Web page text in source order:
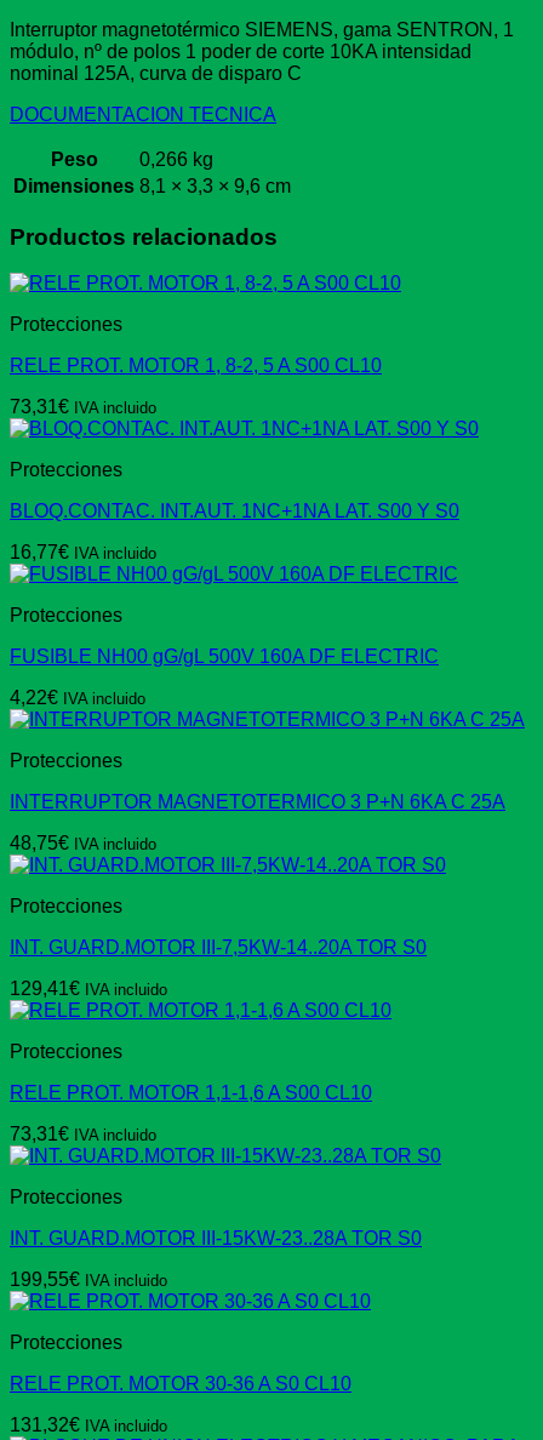
Interruptor magnetotérmico SIEMENS, gama SENTRON, 1
módulo, nº de polos 1 poder de corte 10KA intensidad
nominal 125A, curva de disparo C
DOCUMENTACION TECNICA
Peso
0,266 kg
Dimensiones 8,1 × 3,3 × 9,6 cm
Productos relacionados
Protecciones
RELE PROT. MOTOR 1, 8-2, 5 A S00 CL10
73,31€ IVA incluido
Protecciones
BLOQ.CONTAC. INT.AUT. 1NC+1NA LAT. S00 Y S0
16,77€ IVA incluido
Protecciones
FUSIBLE NH00 gG/gL 500V 160A DF ELECTRIC
4,22€ IVA incluido
Protecciones
INTERRUPTOR MAGNETOTERMICO 3 P+N 6KA C 25A
48,75€ IVA incluido
Protecciones
INT. GUARD.MOTOR III-7,5KW-14..20A TOR S0
129,41€ IVA incluido
Protecciones
RELE PROT. MOTOR 1,1-1,6 A S00 CL10
73,31€ IVA incluido
Protecciones
INT. GUARD.MOTOR III-15KW-23..28A TOR S0
199,55€ IVA incluido
Protecciones
RELE PROT. MOTOR 30-36 A S0 CL10
131,32€ IVA incluido